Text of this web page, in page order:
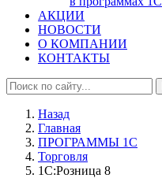
АКЦИИ
НОВОСТИ
О КОМПАНИИ
КОНТАКТЫ
Назад
Главная
ПРОГРАММЫ 1С
Торговля
1С:Розница 8